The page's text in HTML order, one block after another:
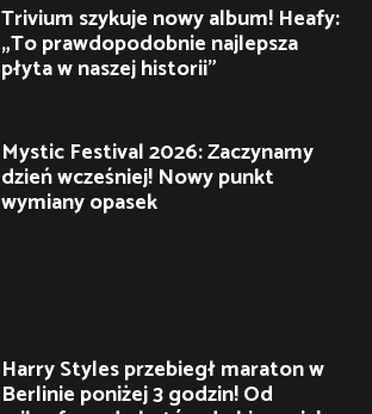
Trivium szykuje nowy album! Heafy:
„To prawdopodobnie najlepsza
płyta w naszej historii”
Mystic Festival 2026: Zaczynamy
dzień wcześniej! Nowy punkt
wymiany opasek
Harry Styles przebiegł maraton w
Berlinie poniżej 3 godzin! Od